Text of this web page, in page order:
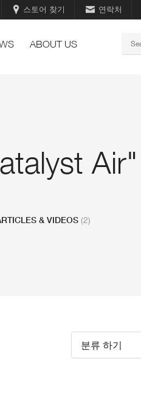
스토어 찾기 연락처
ABOUT US
Air"
& VIDEOS (2)
분류 하기